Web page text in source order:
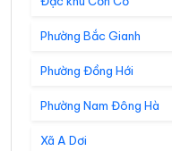
Phường Bắc Gianh
Phường Đồng Hới
Phường Nam Đông Hà
Xã A Dơi